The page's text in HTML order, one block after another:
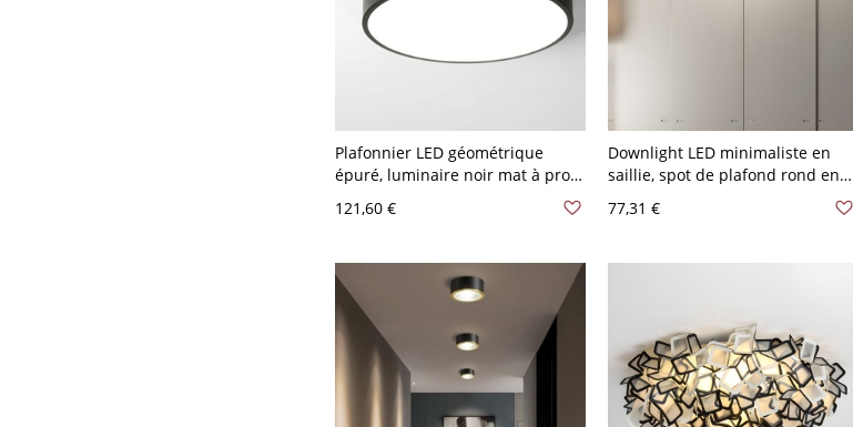
Plafonnier LED géométrique
épuré, luminaire noir mat à profil
des yeux - 110 V-120 V Rond
121,60 €
Downlight LED minimaliste en
saillie, spot de plafond rond en
aluminium avec lentille COB anti-
éblouissement - 110 V-120 V Noir
77,31 €